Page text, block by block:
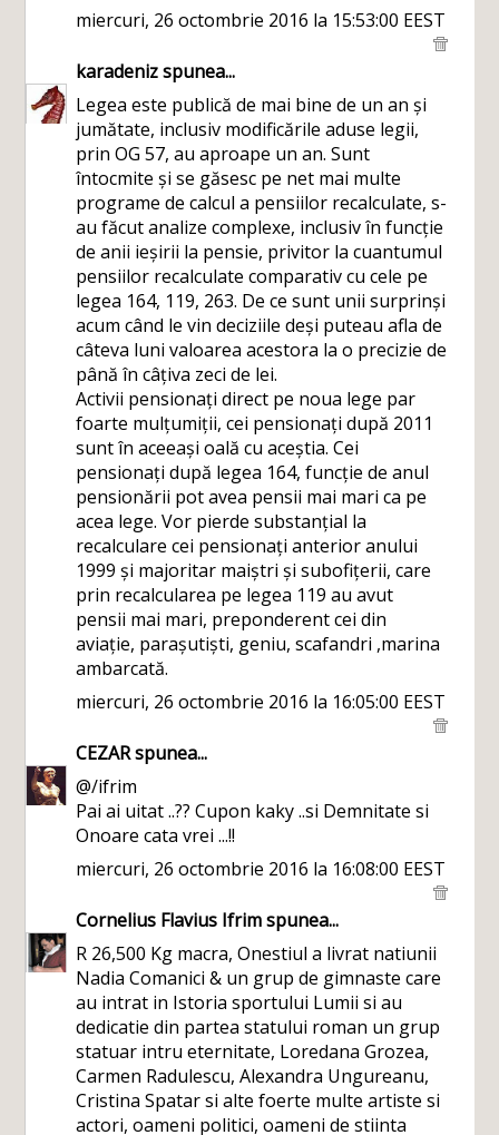
miercuri, 26 octombrie 2016 la 15:53:00 EEST
karadenizspunea...
Legea este publică de mai bine de un an și
jumătate, inclusiv modificările aduse legii,
prin OG 57, au aproape un an. Sunt
întocmite și se găsesc pe net mai multe
programe de calcul a pensiilor recalculate, s-
au făcut analize complexe, inclusiv în funcție
de anii ieșirii la pensie, privitor la cuantumul
pensiilor recalculate comparativ cu cele pe
legea 164, 119, 263. De ce sunt unii surprinși
acum când le vin deciziile deși puteau afla de
câteva luni valoarea acestora la o precizie de
până în câțiva zeci de lei.
Activii pensionați direct pe noua lege par
foarte mulțumiții, cei pensionați după 2011
sunt în aceeași oală cu aceștia. Cei
pensionați după legea 164, funcție de anul
pensionării pot avea pensii mai mari ca pe
acea lege. Vor pierde substanțial la
recalculare cei pensionați anterior anului
1999 și majoritar maiștri și subofițerii, care
prin recalcularea pe legea 119 au avut
pensii mai mari, preponderent cei din
aviație, parașutiști, geniu, scafandri ,marina
ambarcată.
miercuri, 26 octombrie 2016 la 16:05:00 EEST
CEZARspunea...
@/ifrim
Pai ai uitat ..?? Cupon kaky ..si Demnitate si
Onoare cata vrei ...!!
miercuri, 26 octombrie 2016 la 16:08:00 EEST
Cornelius Flavius Ifrimspunea...
R 26,500 Kg macra, Onestiul a livrat natiunii
Nadia Comanici & un grup de gimnaste care
au intrat in Istoria sportului Lumii si au
dedicatie din partea statului roman un grup
statuar intru eternitate, Loredana Grozea,
Carmen Radulescu, Alexandra Ungureanu,
Cristina Spatar si alte foerte multe artiste si
actori, oameni politici, oameni de stiinta